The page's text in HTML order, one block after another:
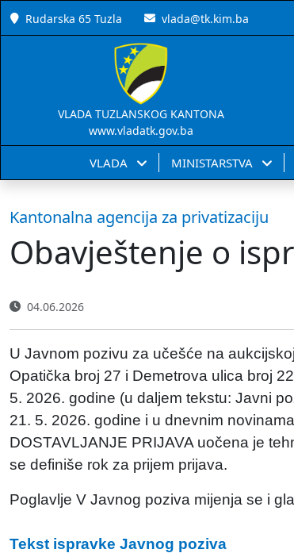
Rudarska 65 Tuzla vlada@tk.kim.ba
VLADA TUZLANSKOG KANTONA
www.vladatk.gov.ba
VLADA MINISTARSTVA
Kantonalna agencija za privatizaciju
Obavještenje o
04.06.2026
U Javnom pozivu za učešće na
Opatička broj 27 i Demetrova ulica broj
5. 2026. godine (u daljem tekstu: Javni
21. 5. 2026. godine i u dnevnim
DOSTAVLJANJE PRIJAVA uočena je
se definiše rok za prijem prijava.
Poglavlje V Javnog poziva mijenja se i
Tekst ispravke Javnog poziva